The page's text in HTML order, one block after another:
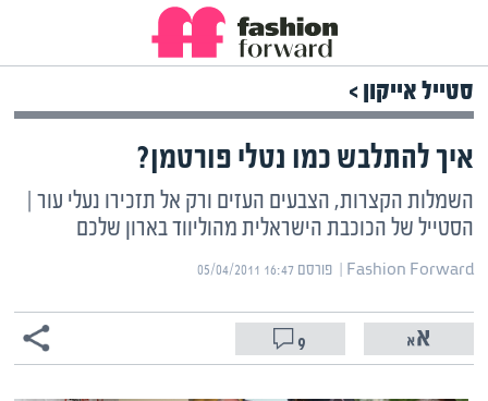
סטייל אייקון >
איך להתלבש כמו נטלי פורטמן?
השמלות הקצרות, הצבעים העזים ורק אל תזכירו נעלי עור |
הסטייל של הכוכבת הישראלית מהוליווד בארון שלכם
Fashion Forward | ‏ פורסם ‎05/04/2011 16:47
9